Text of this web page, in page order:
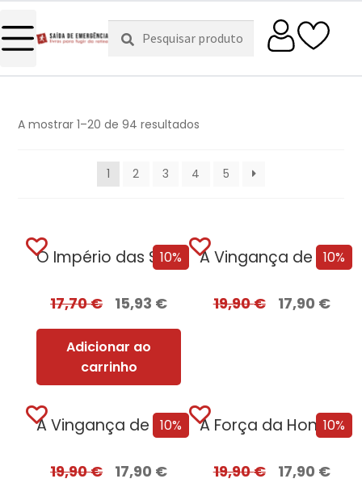
Pesquisar
por:
Pesquisa
A mostrar 1–20 de 94 resultados
1 2 3 4 5
10%
O Império das Sombras
17,70€ 15,93 €
Adicionar ao
carrinho
10%
A Vingança de Roma + Oferta Flechas de Fúria
19,90€ 17,90 €
10%
A Vingança de Roma
19,90€ 17,90 €
10%
A Força da Honra + Oferta Feridas de Guerra
19,90€ 17,90 €